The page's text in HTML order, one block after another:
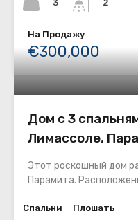
3
2
На Продажу
€300,000
Дом с 3
Лимассоле,
Этот роскошный дом
Парамита.
Спальни
Плошать